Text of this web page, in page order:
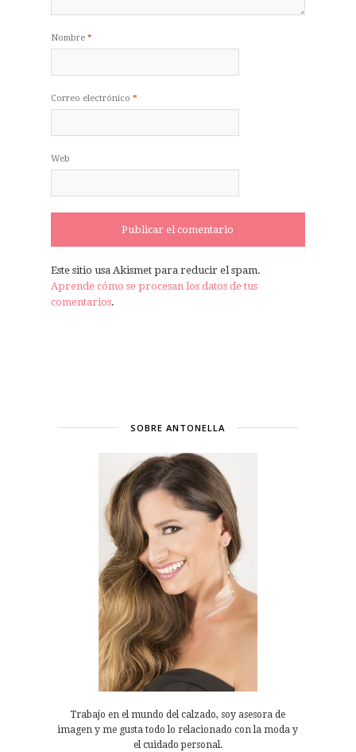
Nombre *
Correo electrónico *
Web
Este sitio usa Akismet para reducir el spam.
Aprende cómo se procesan los datos de tus
comentarios.
SOBRE ANTONELLA
Trabajo en el mundo del calzado, soy asesora de
imagen y me gusta todo lo relacionado con la moda y
el cuidado personal.